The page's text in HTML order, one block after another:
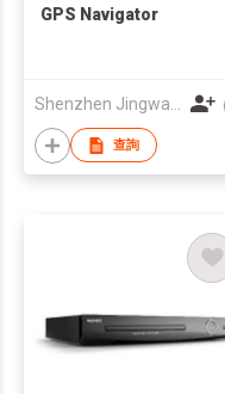
GPS Navigator
Shenzhen Jingwah Information Technology Co., Ltd.
查詢